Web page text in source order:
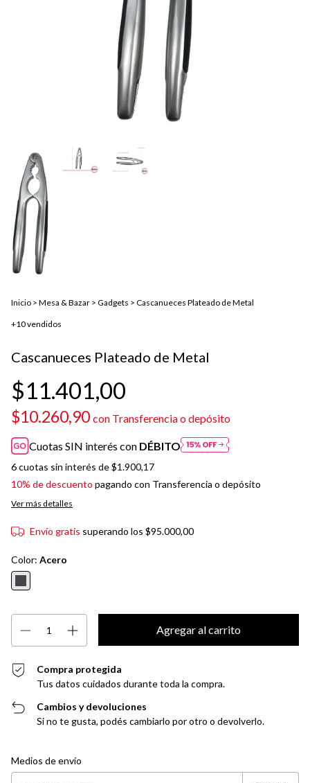
Inicio > Mesa & Bazar > Gadgets > Cascanueces Plateado de Metal
+10 vendidos
Cascanueces Plateado de Metal
$11.401,00
$10.260,90 con Transferencia o depósito
Cuotas SIN interés con DÉBITO
6cuotas sin interés de$1.900,17
10% de descuento pagando con Transferencia o depósito
Ver más detalles
Envío gratis superando los $95.000,00
Color: Acero
Compra protegida
Tus datos cuidados durante toda la compra.
Cambios y devoluciones
Si no te gusta, podés cambiarlo por otro o devolverlo.
Entregas para el CP:
Medios de envío